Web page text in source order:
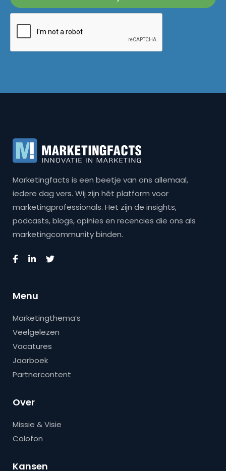
Marketingfacts is een beetje van ons allemaal,
iedere dag vers. Wij zijn hét platform voor
marketingprofessionals. Het zijn de insights,
podcasts, blogs, opinies en recencies die ons als
marketingcommunity binden.
Menu
Marketingthema’s
Veelgelezen
Vacatures
Jaarboek
Partnercontent
Over
Missie & Visie
Colofon
Kansen